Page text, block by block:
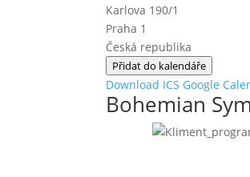
Karlova 190/1
Praha 1
Česká republika
Přidat do kalendáře
Download ICS Google
Bohemian